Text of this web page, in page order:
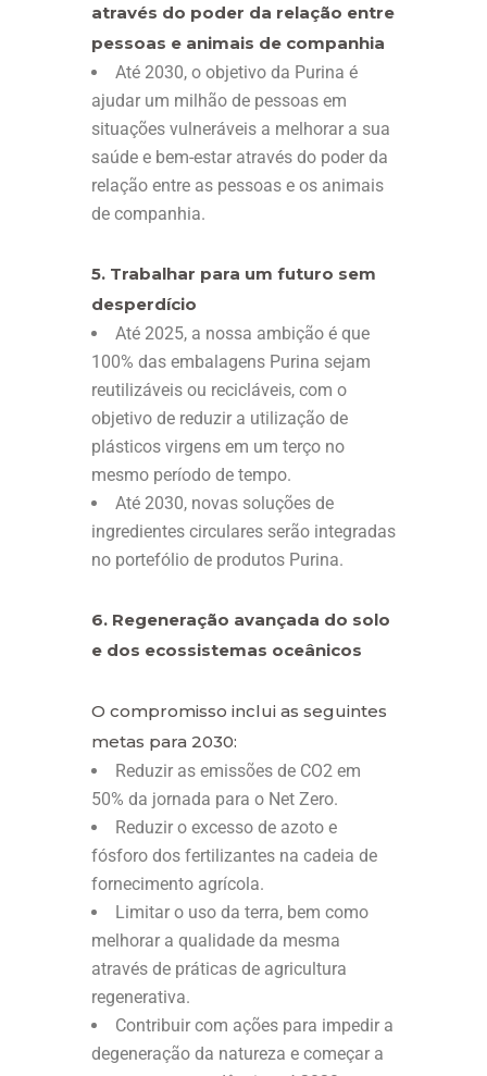
através do poder da relação entre
pessoas e animais de companhia
Até 2030, o objetivo da Purina é
ajudar um milhão de pessoas em
situações vulneráveis a melhorar a sua
saúde e bem-estar através do poder da
relação entre as pessoas e os animais
de companhia.
5. Trabalhar para um futuro sem
desperdício
Até 2025, a nossa ambição é que
100% das embalagens Purina sejam
reutilizáveis ou recicláveis, com o
objetivo de reduzir a utilização de
plásticos virgens em um terço no
mesmo período de tempo.
Até 2030, novas soluções de
ingredientes circulares serão integradas
no portefólio de produtos Purina.
6. Regeneração avançada do solo
e dos ecossistemas oceânicos
O compromisso inclui as seguintes
metas para 2030:
Reduzir as emissões de CO2 em
50% da jornada para o Net Zero.
Reduzir o excesso de azoto e
fósforo dos fertilizantes na cadeia de
fornecimento agrícola.
Limitar o uso da terra, bem como
melhorar a qualidade da mesma
através de práticas de agricultura
regenerativa.
Contribuir com ações para impedir a
degeneração da natureza e começar a